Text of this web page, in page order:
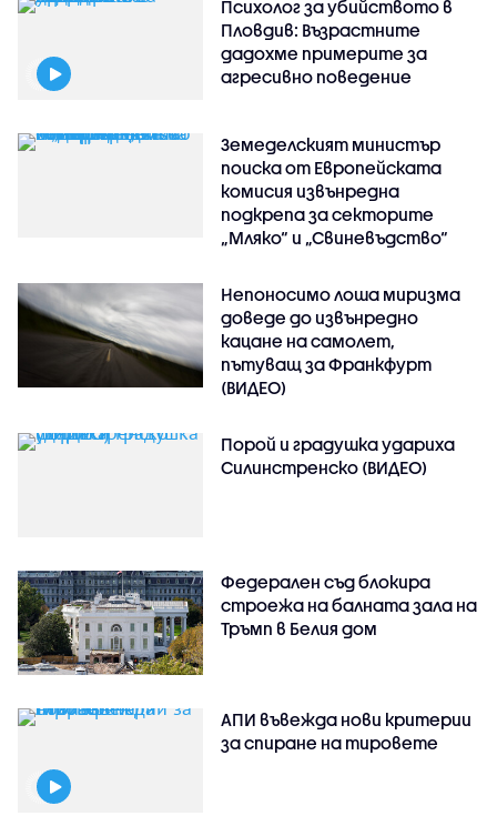
Психолог за убийството в
Пловдив: Възрастните
дадохме примерите за
агресивно поведение
Земеделският министър
поиска от Европейската
комисия извънредна
подкрепа за секторите
„Мляко“ и „Свиневъдство“
Непоносимо лоша миризма
доведе до извънредно
кацане на самолет,
пътуващ за Франкфурт
(ВИДЕО)
Порой и градушка удариха
Силинстренско (ВИДЕО)
Федерален съд блокира
строежа на балната зала на
Тръмп в Белия дом
АПИ въвежда нови критерии
за спиране на тировете